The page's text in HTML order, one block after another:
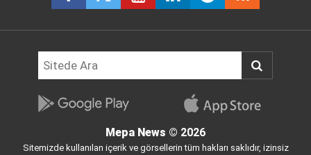
Mepa News © 2026
Sitemizde kullanılan içerik ve görsellerin tüm hakları saklıdır, izinsiz